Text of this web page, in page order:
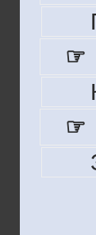
☞
☞